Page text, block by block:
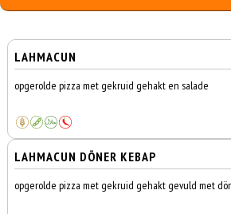
LAHMACUN
opgerolde pizza met gekruid gehakt en salade
LAHMACUN DÖNER KEBAP
opgerolde pizza met gekruid gehakt gevuld met